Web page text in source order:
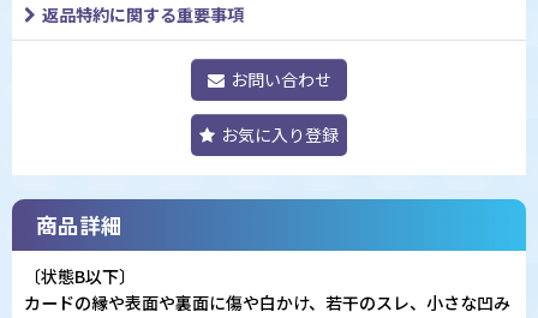
返品特約に関する重要事項
お問い合わせ
お気に入り登録
商品詳細
〔状態B以下〕
カードの縁や表面や裏面に傷や白かけ、若干のスレ、小さな凹み